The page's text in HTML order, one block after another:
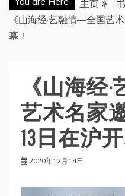
主页
《山海经·艺融情—全国艺
幕！
《山海经
艺术名家
13日在沪
2020年12月14日